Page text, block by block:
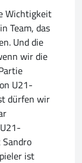
Wichtigkeit
Team, das
Und die
wir die
U21-
dürfen wir
ist